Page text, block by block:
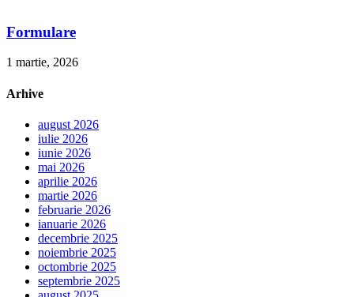
Formulare
1 martie, 2026
Arhive
august 2026
iulie 2026
iunie 2026
mai 2026
aprilie 2026
martie 2026
februarie 2026
ianuarie 2026
decembrie 2025
noiembrie 2025
octombrie 2025
septembrie 2025